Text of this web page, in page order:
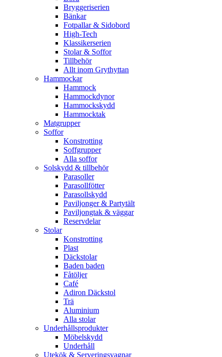
Bryggeriserien
Bänkar
Fotpallar & Sidobord
High-Tech
Klassikerserien
Stolar & Soffor
Tillbehör
Allt inom Grythyttan
Hammockar
Hammock
Hammockdynor
Hammockskydd
Hammocktak
Matgrupper
Soffor
Konstrotting
Soffgrupper
Alla soffor
Solskydd & tillbehör
Parasoller
Parasollfötter
Parasollskydd
Paviljonger & Partytält
Paviljongtak & väggar
Reservdelar
Stolar
Konstrotting
Plast
Däckstolar
Baden baden
Fåtöljer
Café
Adiron Däckstol
Trä
Aluminium
Alla stolar
Underhållsprodukter
Möbelskydd
Underhåll
Utekök & Serveringsvagnar